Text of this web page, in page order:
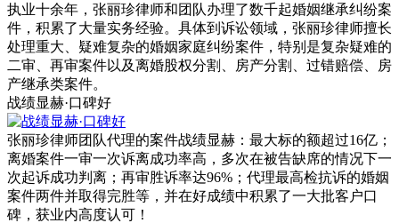
执业十余年，张丽珍律师和团队办理了数千起婚姻继承纠纷案
件，积累了大量实务经验。具体到诉讼领域，张丽珍律师擅长
处理重大、疑难复杂的婚姻家庭纠纷案件，特别是复杂疑难的
二审、再审案件以及离婚股权分割、房产分割、过错赔偿、房
产继承类案件。
战绩显赫·口碑好
张丽珍律师团队代理的案件战绩显赫：最大标的额超过16亿；
离婚案件一审一次诉离成功率高，多次在被告缺席的情况下一
次起诉成功判离；再审胜诉率达96%；代理最高检抗诉的婚姻
案件两件并取得完胜等，并在好成绩中积累了一大批客户口
碑，获业内高度认可！